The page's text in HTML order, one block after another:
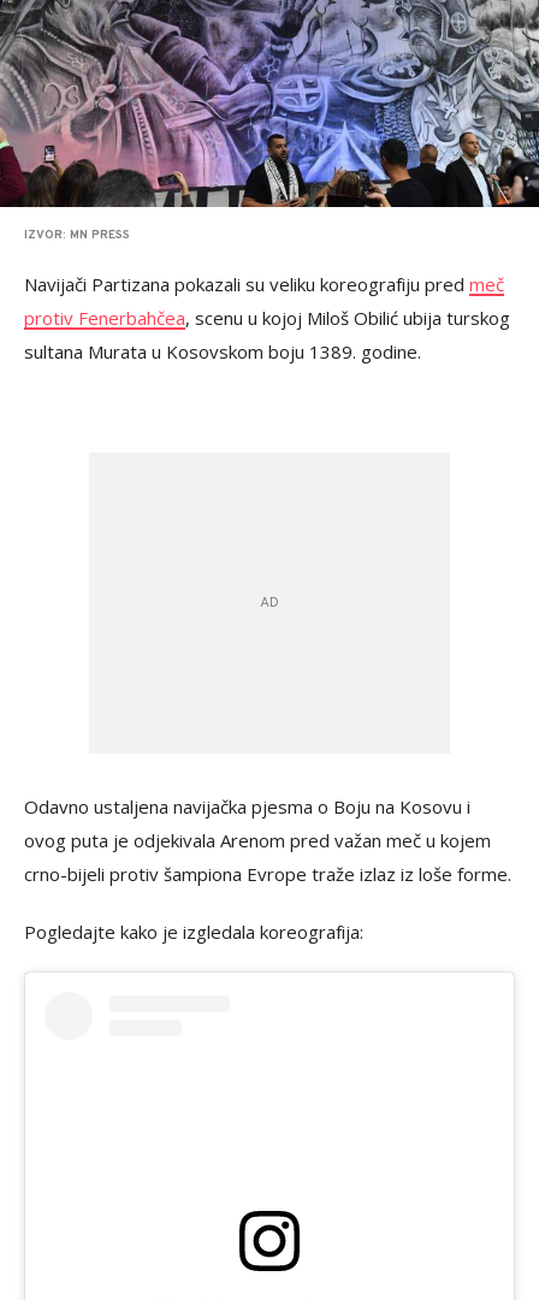
IZVOR: MN PRESS
Navijači Partizana pokazali su veliku koreografiju pred meč
protiv Fenerbahčea, scenu u kojoj Miloš Obilić ubija turskog
sultana Murata u Kosovskom boju 1389. godine.
Odavno ustaljena navijačka pjesma o Boju na Kosovu i
ovog puta je odjekivala Arenom pred važan meč u kojem
crno-bijeli protiv šampiona Evrope traže izlaz iz loše forme.
Pogledajte kako je izgledala koreografija: